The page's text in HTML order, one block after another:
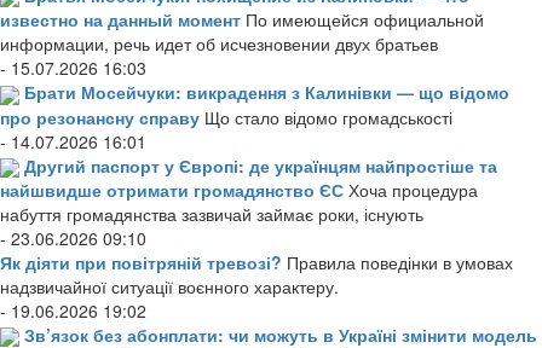
известно на данный момент По имеющейся официальной
информации, речь идет об исчезновении двух братьев
- 15.07.2026 16:03
Брати Мосейчуки: викрадення з Калинівки — що відомо
про резонансну справу Що стало відомо громадськості
- 14.07.2026 16:01
Другий паспорт у Європі: де українцям найпростіше та
найшвидше отримати громадянство ЄС Хоча процедура
набуття громадянства зазвичай займає роки, існують
- 23.06.2026 09:10
Як діяти при повітряній тревозі? Правила поведінки в умовах
надзвичайної ситуації воєнного характеру.
- 19.06.2026 19:02
Зв’язок без абонплати: чи можуть в Україні змінити модель